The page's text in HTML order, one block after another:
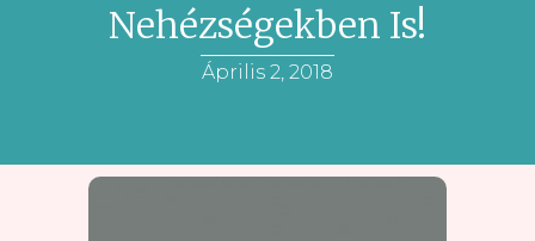
Nehézségekben Is!
Április 2, 2018